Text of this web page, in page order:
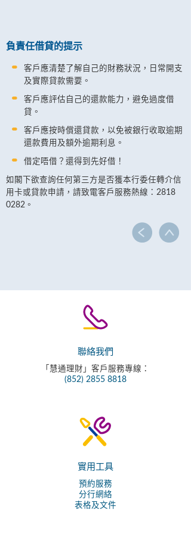
負責任借貸的提示
客戶應清楚了解自己的財務狀況，日常開支
及實際貸款需要。
客戶應評估自己的還款能力，避免過度借
貸。
客戶應按時償還貸款，以免被銀行收取逾期
還款費用及額外逾期利息。
借定唔借？還得到先好借！
如閣下欲查詢任何第三方是否獲本行委任轉介信
用卡或貸款申請，請致電客戶服務熱線：2818
0282。
聯絡我們
「慧通理財」客戶服務專線：
(852) 2855 8818
實用工具
預約服務
分行網絡
表格及文件